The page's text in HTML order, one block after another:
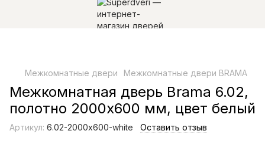
Межкомнатные двери Межкомнатные двери BRAMA
Межкомнатная дверь Brama 6.02,
полотно 2000х600 мм, цвет белый
Артикул: 6.02-2000х600-white Оставить отзыв